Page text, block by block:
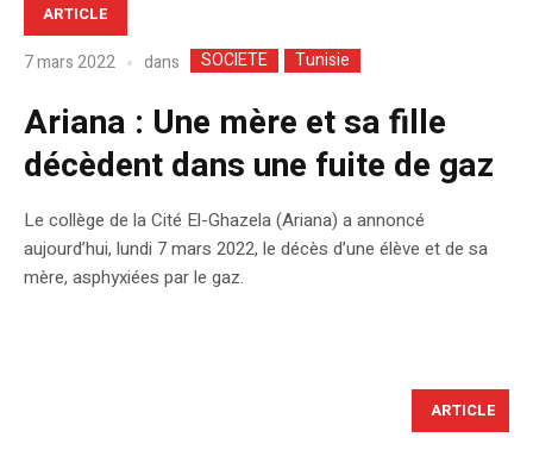
ARTICLE
7 mars 2022 dans SOCIETE Tunisie
Ariana : Une mère et sa fille
décèdent dans une fuite de gaz
Le collège de la Cité El-Ghazela (Ariana) a annoncé
aujourd’hui, lundi 7 mars 2022, le décès d’une élève et de sa
mère, asphyxiées par le gaz.
ARTICLE